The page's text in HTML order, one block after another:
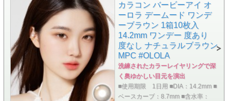
カラコン バービーアイ オ
ーロラ デームード ワンデ
ーブラウン 1箱10枚入
14.2mm ワンデー 度あり
度なし ナチュラルブラウン
MPC #OLOLA
洗練されたカラーレイヤリングで深
く奥ゆかしい目元を演出
■使用期限 1日用 ■DIA：14.2mm ■
ベースカーブ：8.7mm ■含水率：